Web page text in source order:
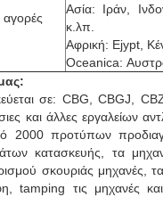
αγορές
Ασία: Ιράν,
κ.λπ.
Αφρική: Ejypt,
Oceanica:
σε: CBG, CBGJ,
και άλλες εργαλείων
2000 προτύπων
κατασκευής, τα
σκουριάς μηχανές,
tamping τις μηχανές